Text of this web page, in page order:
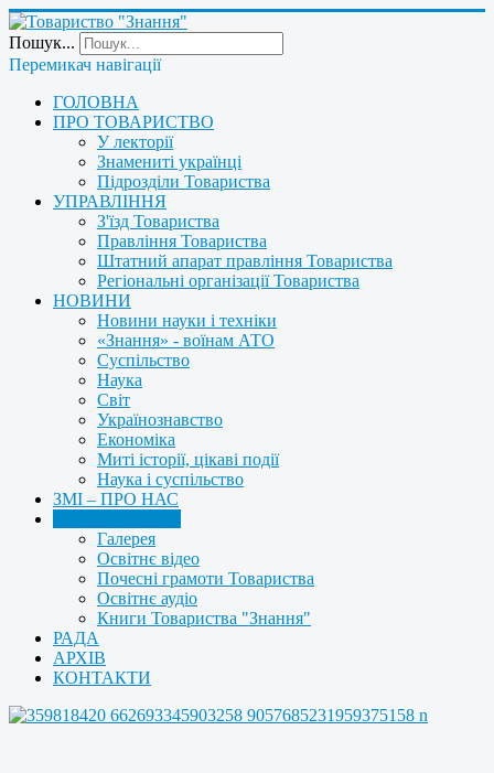
Пошук...
Перемикач навігації
ГОЛОВНА
ПРО ТОВАРИСТВО
У лекторії
Знамениті українці
Підрозділи Товариства
УПРАВЛІННЯ
З'їзд Товариства
Правління Товариства
Штатний апарат правління Товариства
Регіональні організації Товариства
НОВИНИ
Новини науки і техніки
«Знання» - воїнам АТО
Суспільство
Наука
Світ
Українознавство
Економіка
Миті історії, цікаві події
Наука і суспільство
ЗМІ – ПРО НАС
Галерея
Освітнє відео
Почесні грамоти Товариства
Освітнє аудіо
Книги Товариства "Знання"
РАДА
АРХІВ
КОНТАКТИ